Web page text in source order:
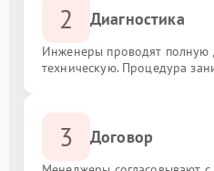
2 Диагностика
Инженеры проводят полную
техническую. Процедура
3 Договор